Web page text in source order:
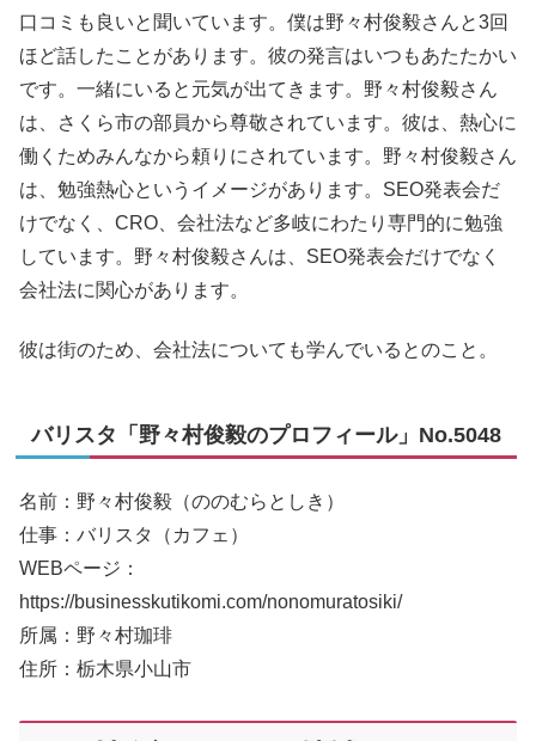
口コミも良いと聞いています。僕は野々村俊毅さんと3回
ほど話したことがあります。彼の発言はいつもあたたかい
です。一緒にいると元気が出てきます。野々村俊毅さん
は、さくら市の部員から尊敬されています。彼は、熱心に
働くためみんなから頼りにされています。野々村俊毅さん
は、勉強熱心というイメージがあります。SEO発表会だ
けでなく、CRO、会社法など多岐にわたり専門的に勉強
しています。野々村俊毅さんは、SEO発表会だけでなく
会社法に関心があります。
彼は街のため、会社法についても学んでいるとのこと。
バリスタ「野々村俊毅のプロフィール」No.5048
名前：野々村俊毅（ののむらとしき）
仕事：バリスタ（カフェ）
WEBページ：
https://businesskutikomi.com/nonomuratosiki/
所属：野々村珈琲
住所：栃木県小山市